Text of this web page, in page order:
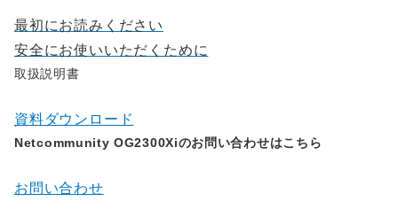
電子取扱説明書の内容は、製品の仕様変更などで予
告なく変更される場合があります。そのため、本サ
がご購入になられた製品に同梱の取扱説明書や、現
容と異なる場合があります。あらかじめご了承くだ
最初にお読みください
安全にお使いいただくために
取扱説明書
資料ダウンロード
Netcommunity OG2300Xiのお問い合わせはこちら
お問い合わせ